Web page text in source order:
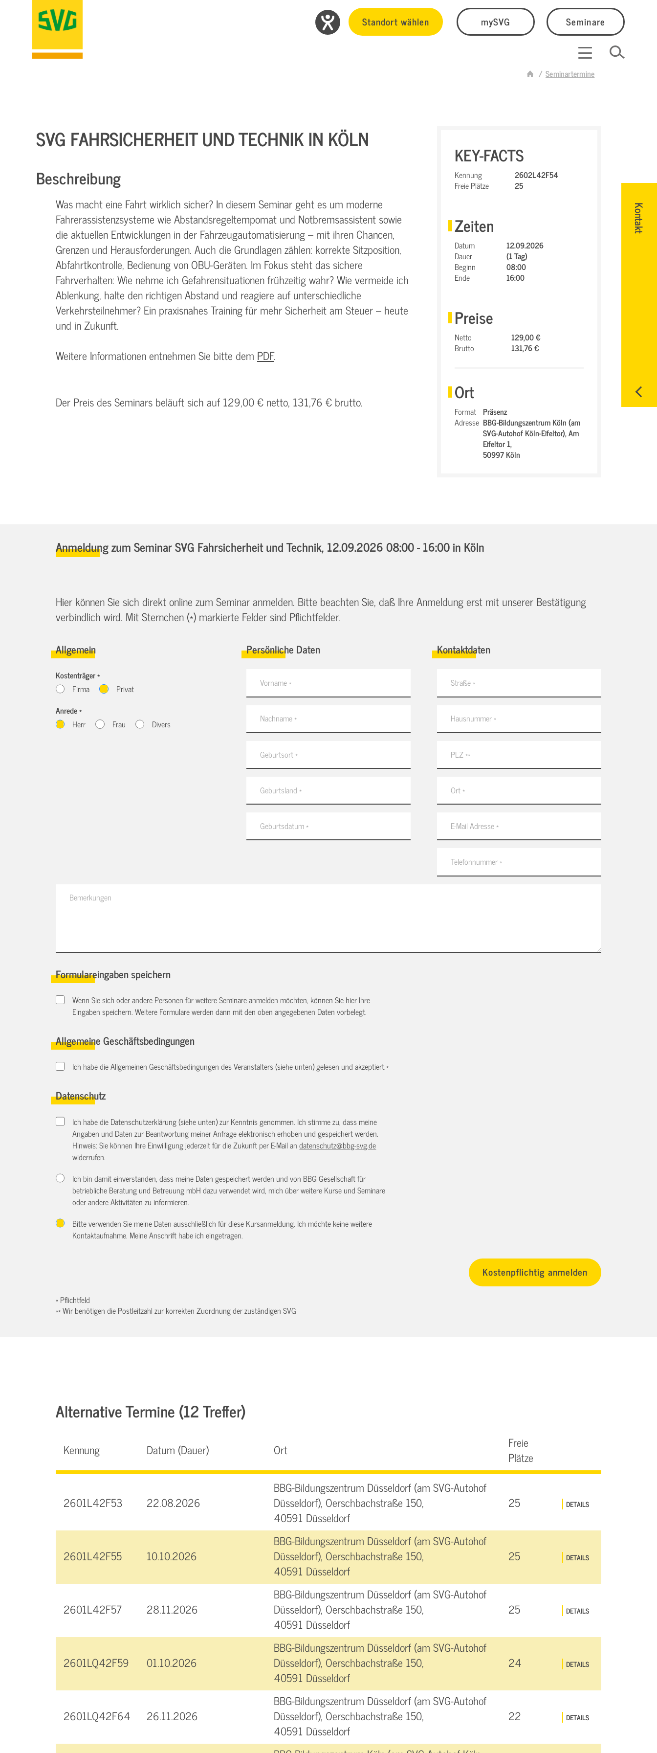
Standort wählen mySVG Seminare
Seminartermine
Kontakt
SVG FAHRSICHERHEIT UND TECHNIK IN KÖLN
Beschreibung
Was macht eine Fahrt wirklich sicher? In diesem Seminar geht es um moderne
Fahrerassistenzsysteme wie Abstandsregeltempomat und Notbremsassistent sowie
die aktuellen Entwicklungen in der Fahrzeugautomatisierung – mit ihren Chancen,
Grenzen und Herausforderungen. Auch die Grundlagen zählen: korrekte Sitzposition,
Abfahrtkontrolle, Bedienung von OBU-Geräten. Im Fokus steht das sichere
Fahrverhalten: Wie nehme ich Gefahrensituationen frühzeitig wahr? Wie vermeide ich
Ablenkung, halte den richtigen Abstand und reagiere auf unterschiedliche
Verkehrsteilnehmer? Ein praxisnahes Training für mehr Sicherheit am Steuer – heute
und in Zukunft.
Weitere Informationen entnehmen Sie bitte dem PDF.
Der Preis des Seminars beläuft sich auf 129,00 € netto, 131,76 € brutto.
KEY-FACTS
Kennung
2602L42F54
Freie Plätze
25
Zeiten
Datum
12.09.2026
Dauer
(1 Tag)
Beginn
08:00
Ende
16:00
Preise
Netto
129,00 €
Brutto
131,76 €
Ort
Format Präsenz
Adresse BBG-Bildungszentrum Köln (am
SVG-Autohof Köln-Eifeltor),Am
Eifeltor 1,
50997 Köln
Anmeldung zum Seminar SVG Fahrsicherheit und Technik, 12.09.2026 08:00 - 16:00in Köln
Hier können Sie sich direkt online zum Seminar anmelden. Bitte beachten Sie, daß Ihre Anmeldung erst mit unserer Bestätigung
verbindlich wird. Mit Sternchen (*) markierte Felder sind Pflichtfelder.
Allgemein
Kostenträger *
Firma
Privat
Anrede *
Herr
Frau Divers
Persönliche Daten Kontaktdaten
Formulareingaben speichern
Wenn Sie sich oder andere Personen für weitere Seminare anmelden möchten, können Sie hier Ihre
Eingaben speichern. Weitere Formulare werden dann mit den oben angegebenen Daten vorbelegt.
Allgemeine Geschäftsbedingungen
Ich habe die Allgemeinen Geschäftsbedingungen des Veranstalters (siehe unten) gelesen und akzeptiert.*
Datenschutz
Ich habe die Datenschutzerklärung (siehe unten) zur Kenntnis genommen. Ich stimme zu, dass meine
Angaben und Daten zur Beantwortung meiner Anfrage elektronisch erhoben und gespeichert werden.
Hinweis: Sie können Ihre Einwilligung jederzeit für die Zukunft per E-Mail andatenschutz@bbg-svg.de
widerrufen.
Ich bin damit einverstanden, dass meine Daten gespeichert werden und von BBG Gesellschaft für
betriebliche Beratung und Betreuung mbH dazu verwendet wird, mich über weitere Kurse und Seminare
oder andere Aktivitäten zu informieren.
Bitte verwenden Sie meine Daten ausschließlich für diese Kursanmeldung. Ich möchte keine weitere
Kontaktaufnahme. Meine Anschrift habe ich eingetragen.
* Pflichtfeld
** Wir benötigen die Postleitzahl zur korrekten Zuordnung der zuständigen SVG
Alternative Termine (12 Treffer)
Kennung Datum (Dauer) Ort
Freie
Plätze
2601L42F53 22.08.2026
BBG-Bildungszentrum Düsseldorf (am SVG-Autohof
Düsseldorf), Oerschbachstraße 150,
40591 Düsseldorf
25 DETAILS
2601L42F55 10.10.2026
BBG-Bildungszentrum Düsseldorf (am SVG-Autohof
Düsseldorf), Oerschbachstraße 150,
40591 Düsseldorf
25 DETAILS
2601L42F57 28.11.2026
BBG-Bildungszentrum Düsseldorf (am SVG-Autohof
Düsseldorf), Oerschbachstraße 150,
40591 Düsseldorf
25 DETAILS
2601LQ42F59 01.10.2026
BBG-Bildungszentrum Düsseldorf (am SVG-Autohof
Düsseldorf), Oerschbachstraße 150,
40591 Düsseldorf
24 DETAILS
2601LQ42F64 26.11.2026
BBG-Bildungszentrum Düsseldorf (am SVG-Autohof
Düsseldorf), Oerschbachstraße 150,
40591 Düsseldorf
22 DETAILS